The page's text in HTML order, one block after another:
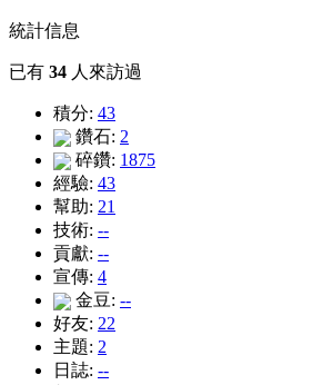
統計信息
已有 34 人來訪過
積分: 43
鑽石: 2
碎鑽: 1875
經驗: 43
幫助: 21
技術: --
貢獻: --
宣傳: 4
金豆: --
好友: 22
主題: 2
日誌: --